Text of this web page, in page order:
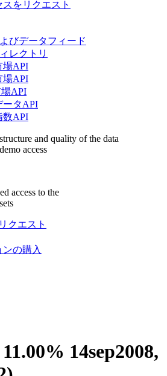
スをリクエスト
びデータフィード
レクトリ
場API
場API
API
ータAPI
数API
and quality of the data
access
access to the
クエスト
の購入
14sep2008,